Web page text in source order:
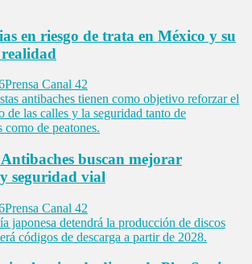
en riesgo de trata en México y su
Prensa Canal 42
buscan mejorar
seguridad vial
Prensa Canal 42